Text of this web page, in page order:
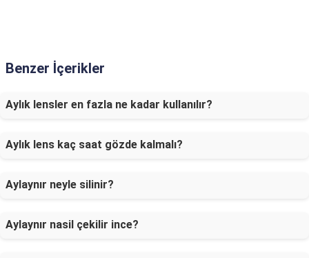
Benzer İçerikler
Aylık lensler en fazla ne kadar kullanılır?
Aylık lens kaç saat gözde kalmalı?
Aylaynır neyle silinir?
Aylaynır nasil çekilir ince?